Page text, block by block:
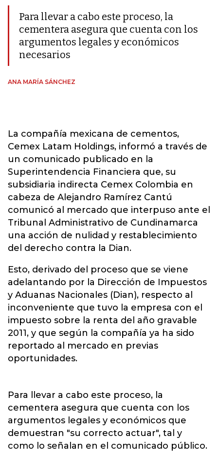
Para llevar a cabo este proceso, la
cementera asegura que cuenta con los
argumentos legales y económicos
necesarios
ANA MARÍA SÁNCHEZ
La compañía mexicana de cementos,
Cemex Latam Holdings, informó a través de
un comunicado publicado en la
Superintendencia Financiera que, su
subsidiaria indirecta Cemex Colombia en
cabeza de Alejandro Ramírez Cantú
comunicó al mercado que interpuso ante el
Tribunal Administrativo de Cundinamarca
una acción de nulidad y restablecimiento
del derecho contra la Dian.
Esto, derivado del proceso que se viene
adelantando por la Dirección de Impuestos
y Aduanas Nacionales (Dian), respecto al
inconveniente que tuvo la empresa con el
impuesto sobre la renta del año gravable
2011, y que según la compañía ya ha sido
reportado al mercado en previas
oportunidades.
Para llevar a cabo este proceso, la
cementera asegura que cuenta con los
argumentos legales y económicos que
demuestran "su correcto actuar", tal y
como lo señalan en el comunicado público.